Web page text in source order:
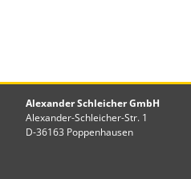
Alexander Schleicher GmbH
Alexander-Schleicher-Str. 1
D-36163 Poppenhausen